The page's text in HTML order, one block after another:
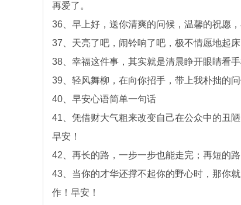
再爱了。
36、早上好，送你清爽的问候，温馨的祝愿
37、天亮了吧，闹铃响了吧，极不情愿地起
38、幸福这件事，其实就是清晨睁开眼睛看
39、轻风舞柳，在向你招手，带上我朴拙的
40、早安心语简单一句话
41、凭借财大气粗来改变自己在公众中的丑
早安！
42、再长的路，一步一步也能走完；再短的
43、当你的才华还撑不起你的野心时，那你
作！早安！